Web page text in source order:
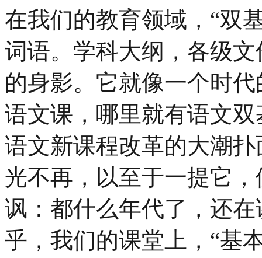
在我们的教育领域，“双
词语。学科大纲，各级
的身影。它就像一个时
语文课，哪里就有语文
语文新课程改革的大潮
光不再，以至于一提它
讽：都什么年代了，还
乎，我们的课堂上，“基